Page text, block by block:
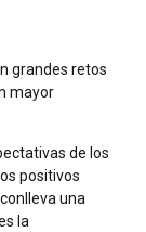
grandes retos
mayor
de los
positivos
una
la